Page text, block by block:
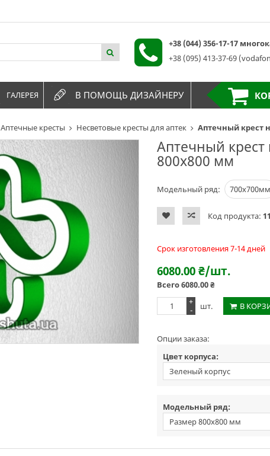
Аптечные кресты Несветовые кресты для аптек Аптечный крест
Аптечный
800х800 мм
Модельный ряд: 700х700мм
Код продукта:
Срок изготовления 7-14 дней
6080.00₴/шт.
Всего6080.00₴
+
-
шт. В
Опции заказа:
Цвет корпуса:
Зеленый корпус
Модельный ряд:
Размер 800х800 мм
+38 (044) 356-17-17
+38 (095) 413-37-69
ГАЛЕРЕЯ В ПОМОЩЬ ДИЗАЙНЕРУ